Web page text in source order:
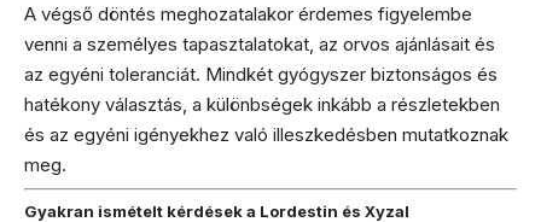
A végső döntés meghozatalakor érdemes figyelembe
venni a személyes tapasztalatokat, az orvos ajánlásait és
az egyéni toleranciát. Mindkét gyógyszer biztonságos és
hatékony választás, a különbségek inkább a részletekben
és az egyéni igényekhez való illeszkedésben mutatkoznak
meg.
Gyakran ismételt kérdések a Lordestin és Xyzal